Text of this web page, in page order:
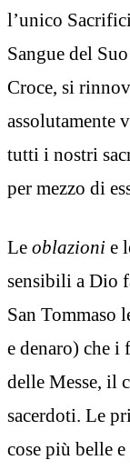
l’unico
Sangue del
Croce, si
assolutamente
tutti i nostri
per mezzo di
Le oblazioni e
sensibili a Dio
San Tommaso
e denaro) che i
delle Messe, il
sacerdoti. Le
cose più belle